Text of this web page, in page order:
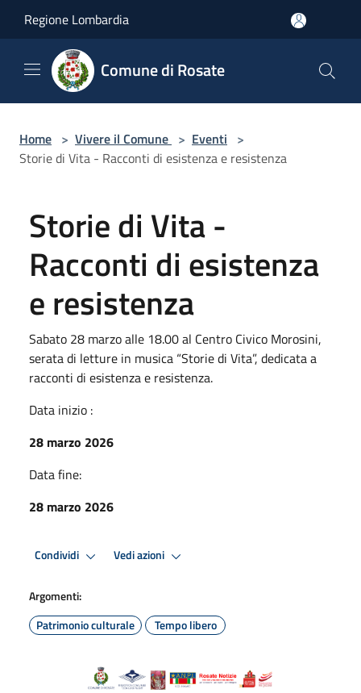
Regione Lombardia
Comune di Rosate
Home > Vivere il Comune > Eventi >
Storie di Vita - Racconti di esistenza e resistenza
Storie di Vita -
Racconti di esistenza
e resistenza
Sabato 28 marzo alle 18.00 al Centro Civico Morosini,
serata di letture in musica “Storie di Vita”, dedicata a
racconti di esistenza e resistenza.
Data inizio :
28 marzo 2026
Data fine:
28 marzo 2026
Condividi Vedi azioni
Argomenti:
Patrimonio culturale
Tempo libero